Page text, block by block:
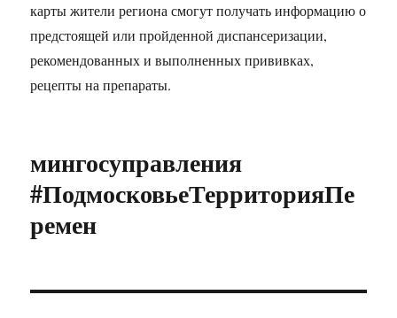
карты жители региона смогут получать информацию о
предстоящей или пройденной диспансеризации,
рекомендованных и выполненных прививках,
рецепты на препараты.
мингосуправления
#ПодмосковьеТерриторияПе
ремен